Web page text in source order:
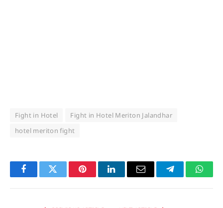
Fight in Hotel
Fight in Hotel Meriton Jalandhar
hotel meriton fight
FacebookTwitter PinterestLinkedInEmail Telegram